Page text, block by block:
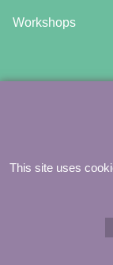
Workshops
To create
This site uses